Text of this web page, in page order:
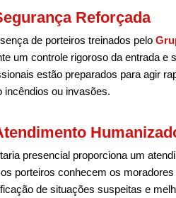
Reforçada
de porteiros treinados pelo
um controle rigoroso da entrada e
estão preparados para agir
incêndios ou invasões.
presencial proporciona um
porteiros conhecem os
de situações suspeitas e